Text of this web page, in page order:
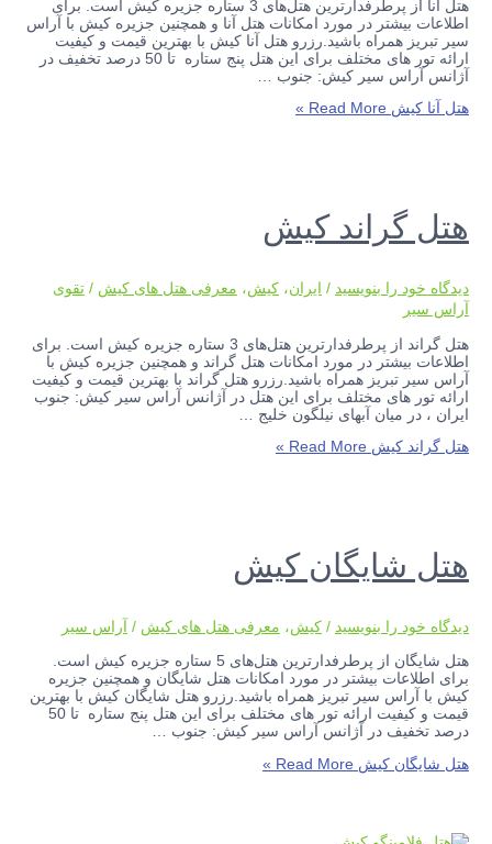
هتل آنا از پرطرفدارترین هتل‌های 3 ستاره جزیره کیش است. برای
اطلاعات بیشتر در مورد امکانات هتل آنا و همچنین جزیره کیش با آراس
سیر تبریز همراه باشید.رزرو هتل آنا کیش با بهترین قیمت و کیفیت
ارائه تور های مختلف برای این هتل پنج ستاره تا 50 درصد تخفیف در
آژانس آراس سیر کیش: جنوب …
هتل آنا کیش
هتل گراند کیش
دیدگاه‌ خود را بنویسید / ایران،کیش، معرفی هتل های کیش /تقوی
آراس سیر
هتل گراند از پرطرفدارترین هتل‌های 3 ستاره جزیره کیش است. برای
اطلاعات بیشتر در مورد امکانات هتل گراند و همچنین جزیره کیش با
آراس سیر تبریز همراه باشید.رزرو هتل گراند با بهترین قیمت و کیفیت
ارائه تور های مختلف برای این هتل در آژانس آراس سیر کیش: جنوب
ایران ، در میان آبهای نیلگون خلیج …
هتل گراند کیش
هتل شایگان کیش
دیدگاه‌ خود را بنویسید /کیش، معرفی هتل های کیش / آراس سیر
هتل شایگان از پرطرفدارترین هتل‌های 5 ستاره جزیره کیش است.
برای اطلاعات بیشتر در مورد امکانات هتل شایگان و همچنین جزیره
کیش با آراس سیر تبریز همراه باشید.رزرو هتل شایگان کیش با بهترین
قیمت و کیفیت ارائه تور های مختلف برای این هتل پنج ستاره تا 50
درصد تخفیف در آژانس آراس سیر کیش: جنوب …
هتل شایگان کیش